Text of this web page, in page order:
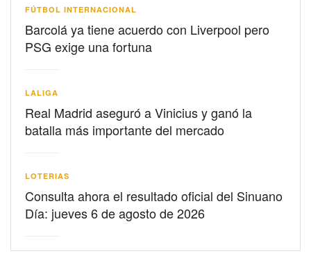
FÚTBOL INTERNACIONAL
Barcolá ya tiene acuerdo con Liverpool pero
PSG exige una fortuna
LALIGA
Real Madrid aseguró a Vinicius y ganó la
batalla más importante del mercado
LOTERIAS
Consulta ahora el resultado oficial del Sinuano
Día: jueves 6 de agosto de 2026